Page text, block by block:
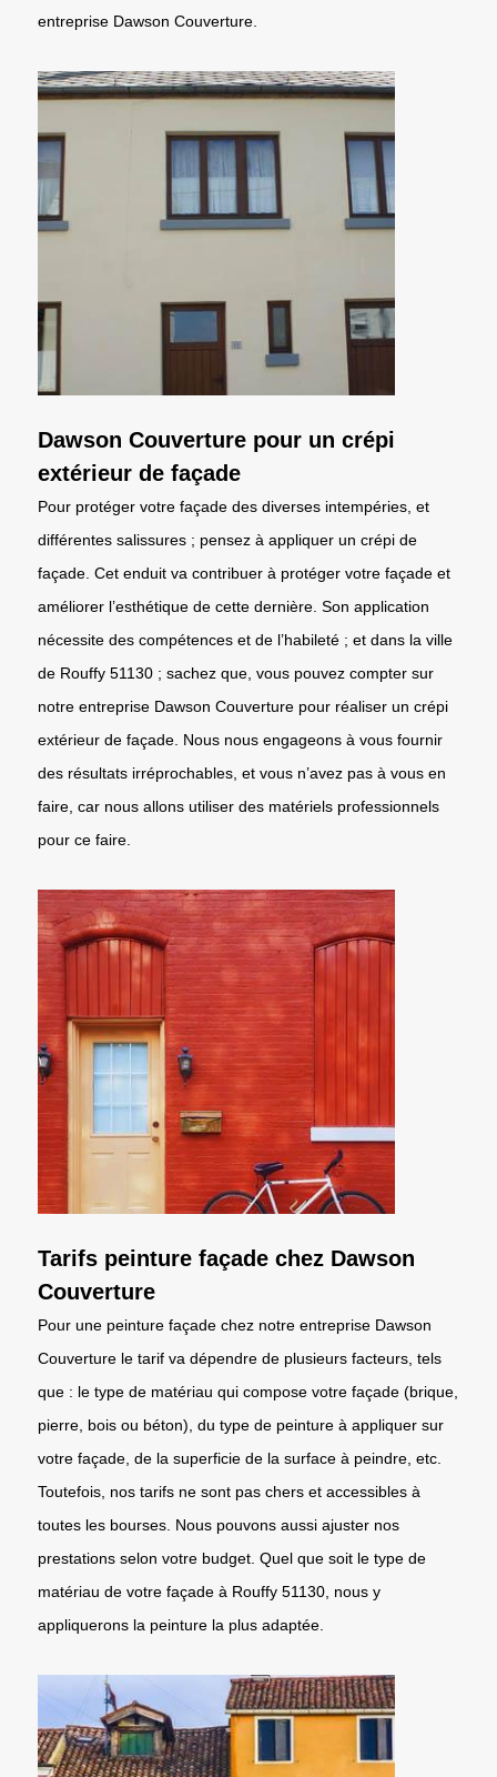
entreprise Dawson Couverture.
Dawson Couverture pour un crépi
extérieur de façade
Pour protéger votre façade des diverses intempéries, et
différentes salissures ; pensez à appliquer un crépi de
façade. Cet enduit va contribuer à protéger votre façade et
améliorer l’esthétique de cette dernière. Son application
nécessite des compétences et de l’habileté ; et dans la ville
de Rouffy 51130 ; sachez que, vous pouvez compter sur
notre entreprise Dawson Couverture pour réaliser un crépi
extérieur de façade. Nous nous engageons à vous fournir
des résultats irréprochables, et vous n’avez pas à vous en
faire, car nous allons utiliser des matériels professionnels
pour ce faire.
Tarifs peinture façade chez Dawson
Couverture
Pour une peinture façade chez notre entreprise Dawson
Couverture le tarif va dépendre de plusieurs facteurs, tels
que : le type de matériau qui compose votre façade (brique,
pierre, bois ou béton), du type de peinture à appliquer sur
votre façade, de la superficie de la surface à peindre, etc.
Toutefois, nos tarifs ne sont pas chers et accessibles à
toutes les bourses. Nous pouvons aussi ajuster nos
prestations selon votre budget. Quel que soit le type de
matériau de votre façade à Rouffy 51130, nous y
appliquerons la peinture la plus adaptée.